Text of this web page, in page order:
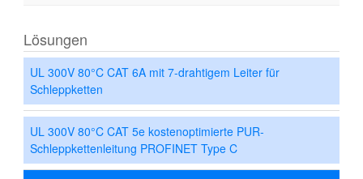
Lösungen
UL 300V 80°C CAT 6A mit 7-drahtigem Leiter für
Schleppketten
UL 300V 80°C CAT 5e kostenoptimierte PUR-
Schleppkettenleitung PROFINET Type C